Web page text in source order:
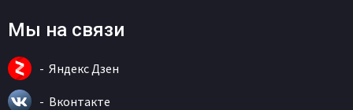
Мы на связи
Яндекс Дзен
Вконтакте